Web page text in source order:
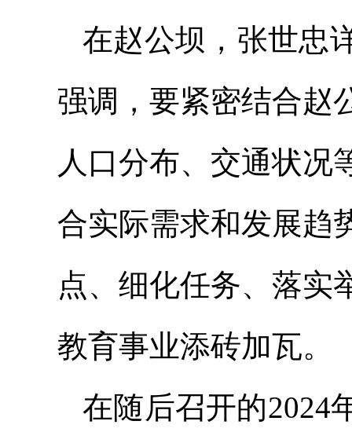
在赵公坝，张世忠
强调，要紧密结合赵
人口分布、交通状况
合实际需求和发展趋
点、细化任务、落实
教育事业添砖加瓦。
在随后召开的2024